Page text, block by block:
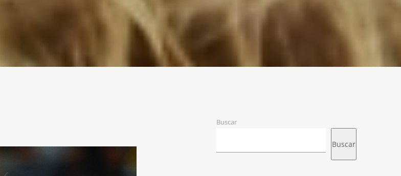
Buscar
Buscar